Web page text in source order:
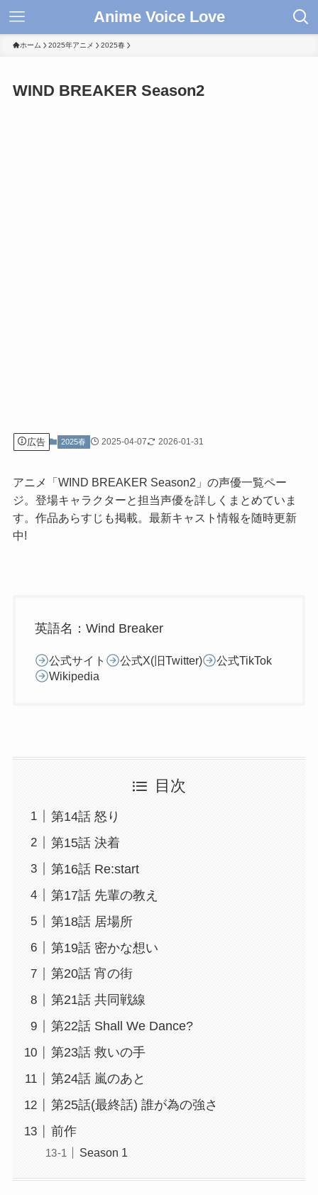
Anime Voice Love
ホーム 2025年アニメ 2025春
WIND BREAKER Season2
広告 2025春 2025-04-07 2026-01-31
アニメ「WIND BREAKER Season2」の声優一覧ペー
ジ。登場キャラクターと担当声優を詳しくまとめていま
す。作品あらすじも掲載。最新キャスト情報を随時更新
中!
英語名：Wind Breaker
公式サイト 公式X(旧Twitter)
公式TikTok
Wikipedia
目次
第14話 怒り
第15話 決着
第16話 Re:start
第17話 先輩の教え
第18話 居場所
第19話 密かな想い
第20話 宵の街
第21話 共同戦線
第22話 Shall We Dance?
第23話 救いの手
第24話 嵐のあと
第25話(最終話) 誰が為の強さ
前作
Season 1